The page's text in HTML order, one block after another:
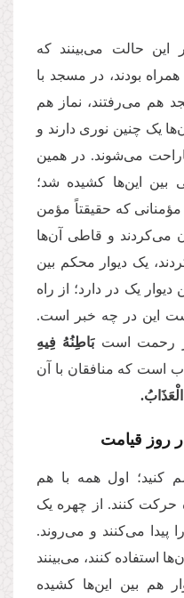
این حالت می‌بینند که
بودند، در مسجد با
هم می‌رفتند، نماز هم
یک چنین نوری دارند و
می‌شوند. در همین
بین این‌ها کشیده شد؛
مؤمنانی که حقیقتاً مؤمن
می‌کردند و قاطی آن‌ها
یک دیوار محکم بین
دیوار یک در دارد؛ از راه
پشت این در چه خبر است.
از رحمت استبَاطِنُهُ فِیهِ
است که منافقان با آن
روز قیامت
اول همه با هم
حرکت کنند. از چهره یک
پیدا می‌کنند و می‌روند.
استفاده کنند، می‌بینند
هم بین این‌ها کشیده